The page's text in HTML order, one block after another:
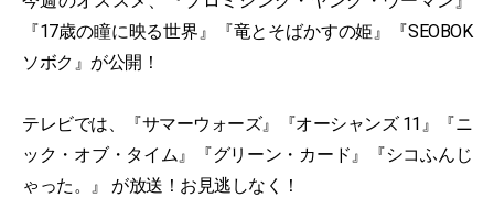
『17歳の瞳に映る世界』『竜とそばかすの姫』『SEOBOK
ソボク』が公開！
テレビでは、『サマーウォーズ』『オーシャンズ 11』『ニ
ック・オブ・タイム』『グリーン・カード』『シコふんじ
ゃった。』 が放送！お見逃しなく！